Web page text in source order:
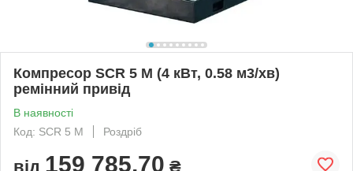
Компресор SCR 5 M (4 кВт, 0.58 м3/хв)
ремінний привід
В наявності
Код: SCR 5 M
Роздріб
від 159 785,70 ₴